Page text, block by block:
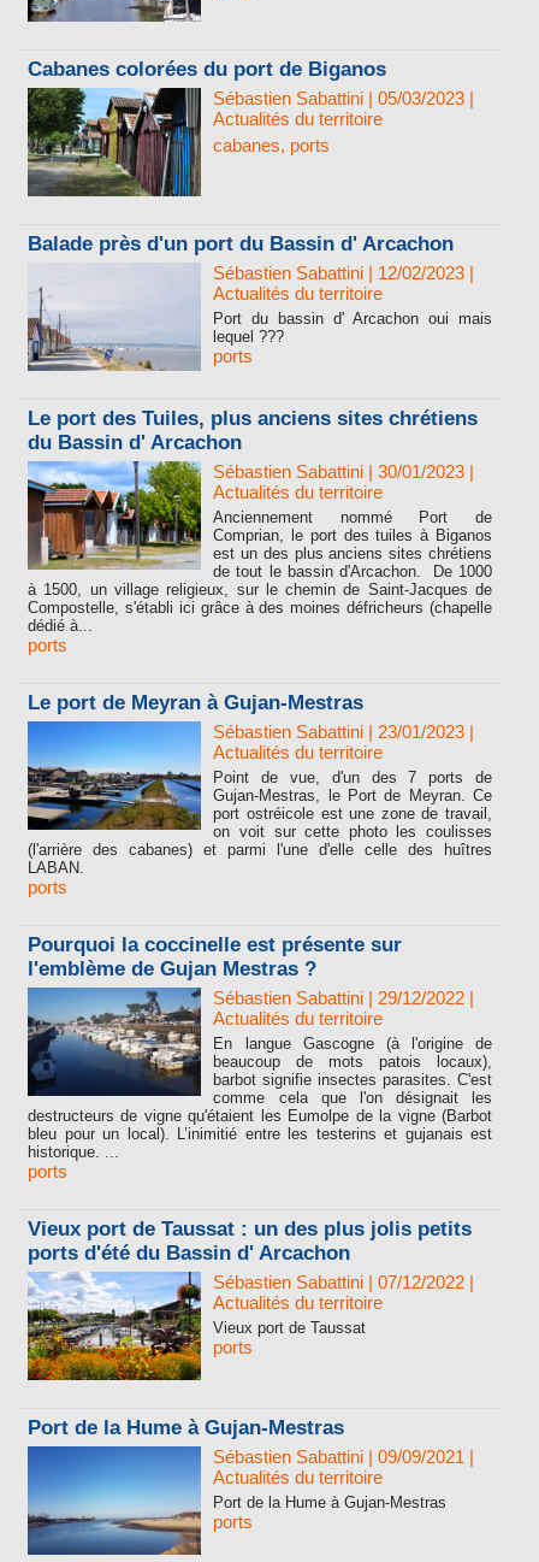
Cabanes colorées du port de Biganos
Sébastien Sabattini | 05/03/2023 |
Actualités du territoire
cabanes, ports
Balade près d'un port du Bassin d' Arcachon
Sébastien Sabattini | 12/02/2023 |
Actualités du territoire
Port du bassin d' Arcachon oui mais
lequel ???
ports
Le port des Tuiles, plus anciens sites chrétiens
du Bassin d' Arcachon
Sébastien Sabattini | 30/01/2023 |
Actualités du territoire
Anciennement nommé Port de
Comprian, le port des tuiles à Biganos
est un des plus anciens sites chrétiens
de tout le bassin d'Arcachon. De 1000
à 1500, un village religieux, sur le chemin de Saint-Jacques de
Compostelle, s'établi ici grâce à des moines défricheurs (chapelle
dédié à...
ports
Le port de Meyran à Gujan-Mestras
Sébastien Sabattini | 23/01/2023 |
Actualités du territoire
Point de vue, d'un des 7 ports de
Gujan-Mestras, le Port de Meyran. Ce
port ostréicole est une zone de travail,
on voit sur cette photo les coulisses
(l'arrière des cabanes) et parmi l'une d'elle celle des huîtres
LABAN.
ports
Pourquoi la coccinelle est présente sur
l'emblème de Gujan Mestras ?
Sébastien Sabattini | 29/12/2022 |
Actualités du territoire
En langue Gascogne (à l'origine de
beaucoup de mots patois locaux),
barbot signifie insectes parasites. C'est
comme cela que l'on désignait les
destructeurs de vigne qu'étaient les Eumolpe de la vigne (Barbot
bleu pour un local). L’inimitié entre les testerins et gujanais est
historique. ...
ports
Vieux port de Taussat : un des plus jolis petits
ports d'été du Bassin d' Arcachon
Sébastien Sabattini | 07/12/2022 |
Actualités du territoire
Vieux port de Taussat
ports
Port de la Hume à Gujan-Mestras
Sébastien Sabattini | 09/09/2021 |
Actualités du territoire
Port de la Hume à Gujan-Mestras
ports